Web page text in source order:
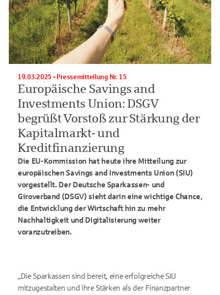
Europäische Savings and
Investments Union: DSGV
begrüßt Vorstoß zur Stärkung der
Kapitalmarkt- und
Kreditfinanzierung
19.03.2025 - Pressemitteilung Nr. 15
Die EU-Kommission hat heute ihre Mitteilung zur
europäischen Savings and Investments Union (SIU)
vorgestellt. Der Deutsche Sparkassen- und
Giroverband (DSGV) sieht darin eine wichtige Chance,
die Entwicklung der Wirtschaft hin zu mehr
Nachhaltigkeit und Digitalisierung weiter
voranzutreiben.
„Die Sparkassen sind bereit, eine erfolgreiche SIU
mitzugestalten und ihre Stärken als der Finanzpartner